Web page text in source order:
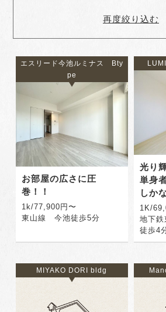
再度絞り込む
エスリード今池ルミナス Bty
pe
お部屋の広さに圧
巻！！
1k/77,900円〜
東山線 今池徒歩5分
光り
単身
しか
1K/
地下鉄
徒歩4
MIYAKO DORI bldg